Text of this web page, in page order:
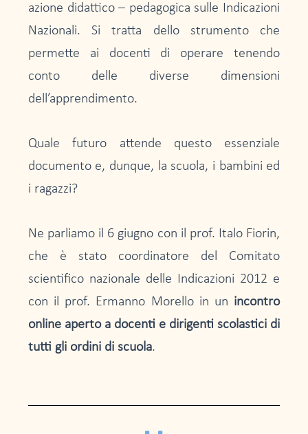
azione didattico – pedagogica sulle Indicazioni
Nazionali. Si tratta dello strumento che
permette ai docenti di operare tenendo
conto delle diverse dimensioni
dell’apprendimento.
Quale futuro attende questo essenziale
documento e, dunque, la scuola, i bambini ed
i ragazzi?
Ne parliamo il 6 giugno con il prof. Italo Fiorin,
che è stato coordinatore del Comitato
scientifico nazionale delle Indicazioni 2012 e
con il prof. Ermanno Morello in un incontro
online aperto a docenti e dirigenti scolastici di
tutti gli ordini di scuola.